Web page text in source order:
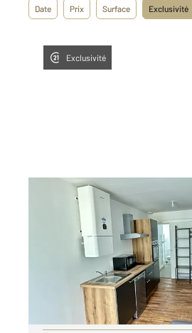
Date Prix Surface Exclusivité
Exclusivité
LAVAL 53
19,44 m
, 1 pièce
Ref : 13129
Appartement Studio à
400 €
par mois charges comprises
Visiter le site dédié